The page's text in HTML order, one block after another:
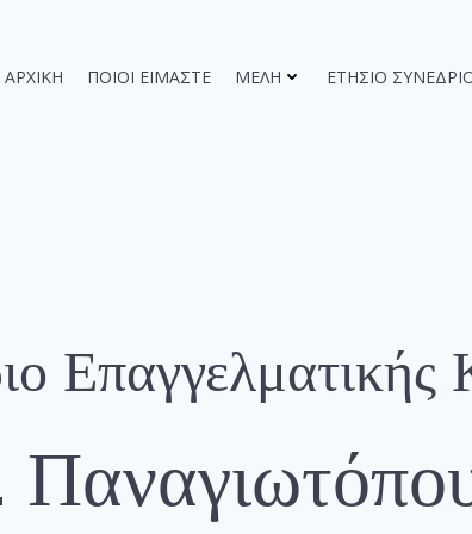
ΑΡΧΙΚΉ ΠΟΙΟΙ ΕΊΜΑΣΤΕ ΜΈΛΗ ΕΤΉΣΙΟ